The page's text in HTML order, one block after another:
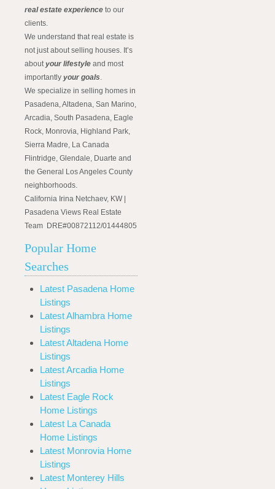
real estate experience to our
clients.
We understand that real estate is
not just about selling houses. It’s
aboutyour lifestyle and most
importantly your goals.
We specialize in selling homes in
Pasadena, Altadena, San Marino,
Arcadia, South Pasadena, Eagle
Rock, Monrovia, Highland Park,
Sierra Madre, La Canada
Flintridge, Glendale, Duarte and
the General Los Angeles County
neighborhoods.
California Irina Netchaev, KW |
Pasadena Views Real Estate
Team DRE#00872112/01444805
Popular Home
Searches
Latest Pasadena Home
Listings
Latest Alhambra Home
Listings
Latest Altadena Home
Listings
Latest Arcadia Home
Listings
Latest Eagle Rock
Home Listings
Latest La Canada
Home Listings
Latest Monrovia Home
Listings
Latest Monterey Hills